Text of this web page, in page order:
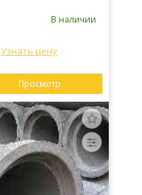
В наличии
Узнать цену
Просмотр